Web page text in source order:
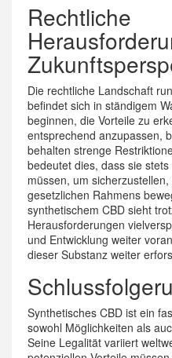
Rechtliche
Die rechtliche Landschaft
befindet sich in ständigem
beginnen, die Vorteile zu
entsprechend anzupassen,
behalten strenge
bedeutet dies, dass sie
müssen, um
gesetzlichen Rahmens
synthetischem CBD sieht
Herausforderungen
und Entwicklung weiter
dieser Substanz weiter
Synthetisches CBD ist ein
sowohl Möglichkeiten als
Seine Legalität variiert